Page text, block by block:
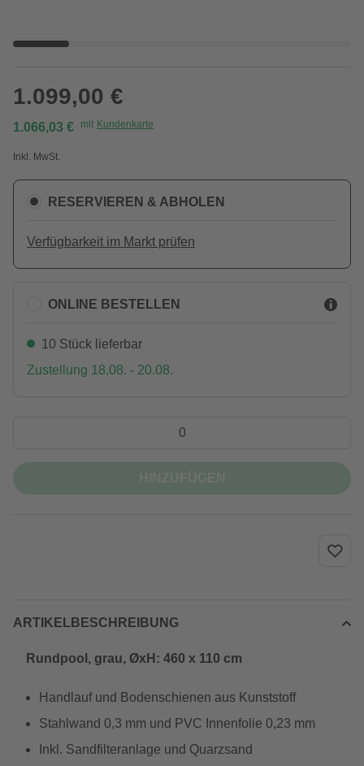
1.099,00 €
1.066,03 € mit Kundenkarte
Inkl. MwSt.
RESERVIEREN & ABHOLEN
Verfügbarkeit im Markt prüfen
ONLINE BESTELLEN
10 Stück lieferbar
Zustellung 18.08. - 20.08.
ARTIKELBESCHREIBUNG
Rundpool, grau, ØxH: 460 x 110 cm
Handlauf und Bodenschienen aus Kunststoff
Stahlwand 0,3 mm und PVC Innenfolie 0,23 mm
Inkl. Sandfilteranlage und Quarzsand